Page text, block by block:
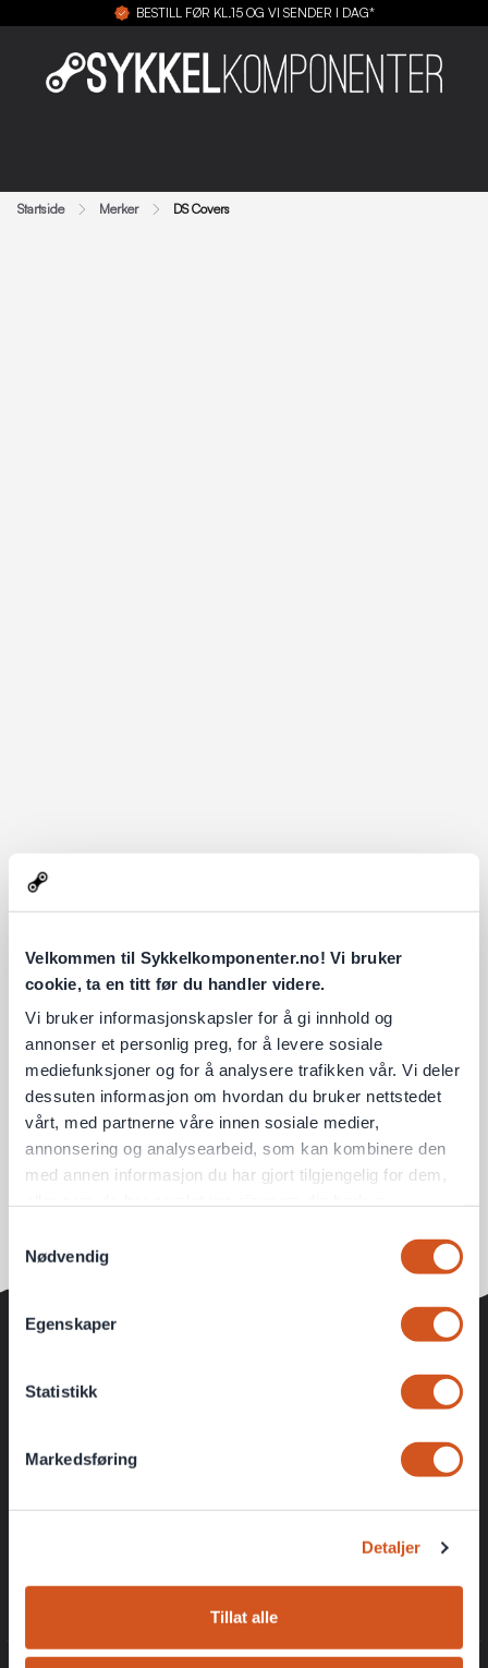
Velkommen til Sykkelkomponenter.no! Vi bruker
cookie, ta en titt før du handler videre.
Vi bruker informasjonskapsler for å gi innhold og
annonser et personlig preg, for å levere sosiale
mediefunksjoner og for å analysere trafikken vår. Vi deler
dessuten informasjon om hvordan du bruker nettstedet
vårt, med partnerne våre innen sosiale medier,
annonsering og analysearbeid, som kan kombinere den
med annen informasjon du har gjort tilgjengelig for dem,
Nødvendig
Egenskaper
Statistikk
Markedsføring
Detaljer
Tillat alle
BESTILL FØR KL.15 OG VI SENDER I DAG*
Startside Merker DS Covers
Få de beste tilbudene først